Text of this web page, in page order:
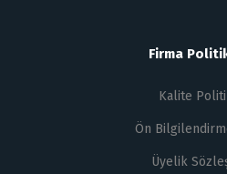
Firma
Kalite
Ön
Üyelik